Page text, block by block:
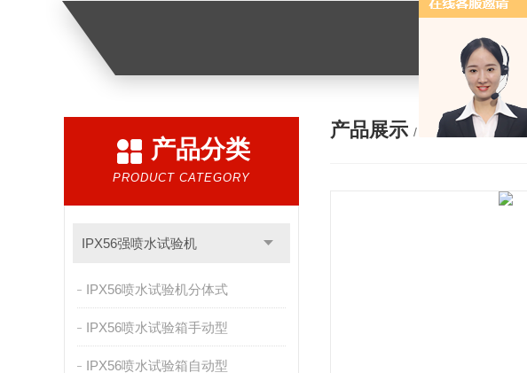
产品分类
PRODUCT CATEGORY
IPX56强喷水试验机
IPX56喷水试验机分体式
IPX56喷水试验箱手动型
IPX56喷水试验箱自动型
产品展示 / PRODUCTS